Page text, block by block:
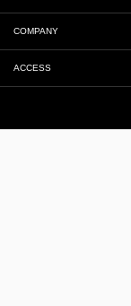
COMPANY
ACCESS